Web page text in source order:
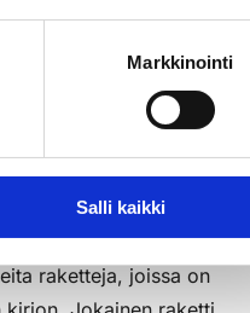
Markkinointi
Salli kaikki
raketteja, joissa on